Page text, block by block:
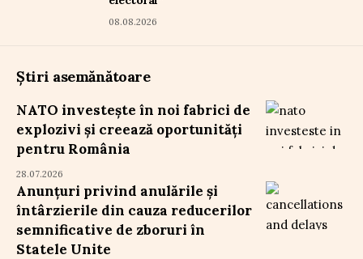
08.08.2026
Știri asemănătoare
NATO investește în noi fabrici de
explozivi și creează oportunități
pentru România
28.07.2026
Anunțuri privind anulările și
întârzierile din cauza reducerilor
semnificative de zboruri în
Statele Unite